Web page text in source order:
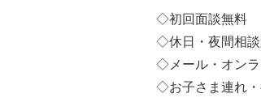
◇初回面談無料
◇休日・夜間相
◇メール・オン
◇お子さま連れ